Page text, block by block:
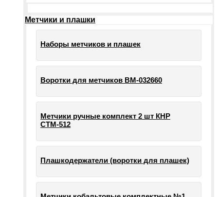
Метчики и плашки
Наборы метчиков и плашек
Воротки для метчиков ВМ-032660
Метчики ручные комплект 2 шт КНР
СТМ-512
Плашкодержатели (воротки для плашек)